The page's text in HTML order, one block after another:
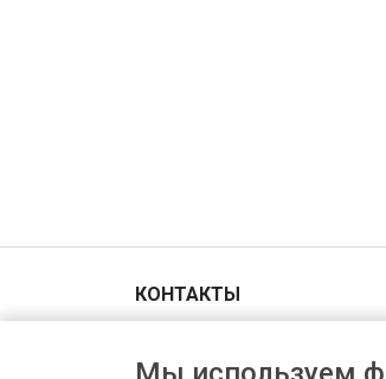
КОНТАКТЫ
+7(903)006-00-44